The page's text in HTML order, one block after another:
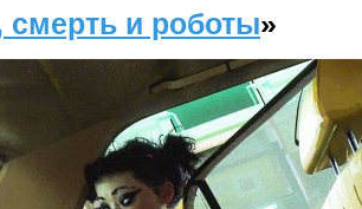
и роботы»